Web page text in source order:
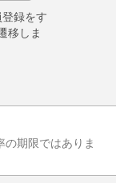
録をす
移しま
期限ではありま